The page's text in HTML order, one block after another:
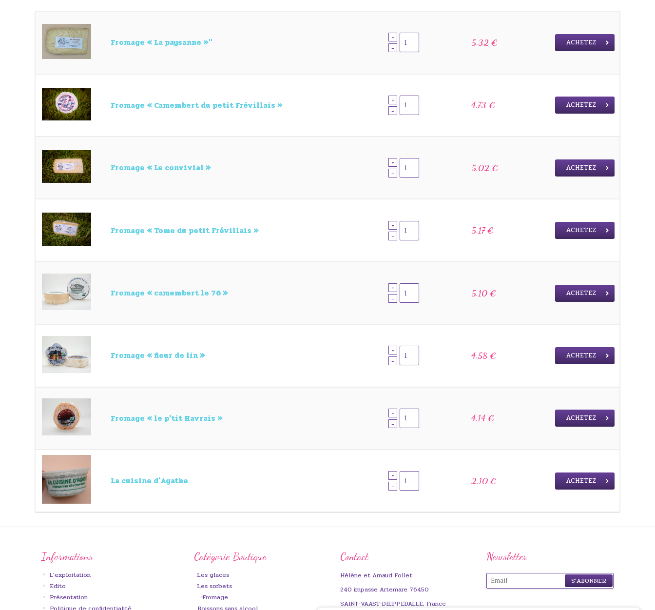
Fromage « La paysanne »"
+
-
5.32 € ACHETEZ
Fromage « Camembert du petit Frévillais »
+
-
4.73 € ACHETEZ
Fromage « Le convivial »
+
-
5.02 € ACHETEZ
Fromage « Tome du petit Frévillais »
+
-
5.17 € ACHETEZ
Fromage « camembert le 76 »
+
-
5.10 € ACHETEZ
Fromage « fleur de lin »
+
-
4.58 € ACHETEZ
Fromage « le p'tit Havrais »
+
-
4.14 € ACHETEZ
La cuisine d'Agathe
+
-
2.10 € ACHETEZ
Informations
L'exploitation
Edito
Présentation
Catégorie Boutique
Les glaces
Les sorbets
Fromage
Contact
Hélène et Arnaud Follet
240 impasse Artemare 76450
SAINT-VAAST-DIEPPEDALLE, France
Newsletter